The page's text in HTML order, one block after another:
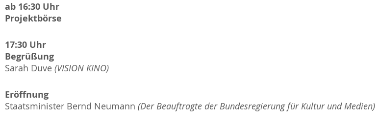
ab 16:30 Uhr
Projektbörse
17:30 Uhr
Begrüßung
Sarah Duve (VISION KINO)
Eröffnung
Staatsminister Bernd Neumann (Der Beauftragte der Bundesregierung für Kultur und Medien)